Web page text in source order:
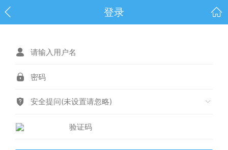
登录
安全提问(未设置请忽略)